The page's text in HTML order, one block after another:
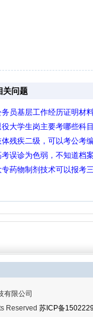
关问题
务员基层工作经历证明材
役大学生岗主要考哪些科
体残疾二级，可以考公考
考误诊为色弱，不知道档
有影响吗，我现在去医院
专药物制剂技术可以报考
有限公司
Reserved 苏ICP备